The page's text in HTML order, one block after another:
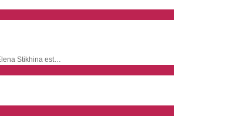
Stikhina est…